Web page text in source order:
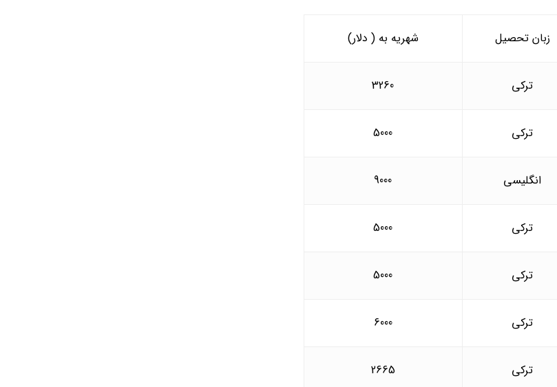
شهریه به ( دلار) زبان تحصیل
3260 ترکی
5000 ترکی
9000 انگلیسی
5000 ترکی
5000 ترکی
6000 ترکی
2665 ترکی